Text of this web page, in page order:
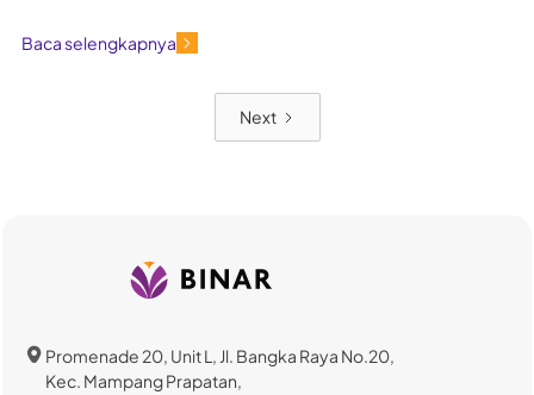
Baca selengkapnya
Next
Promenade 20, Unit L, Jl. Bangka Raya No.20,
Kec. Mampang Prapatan,